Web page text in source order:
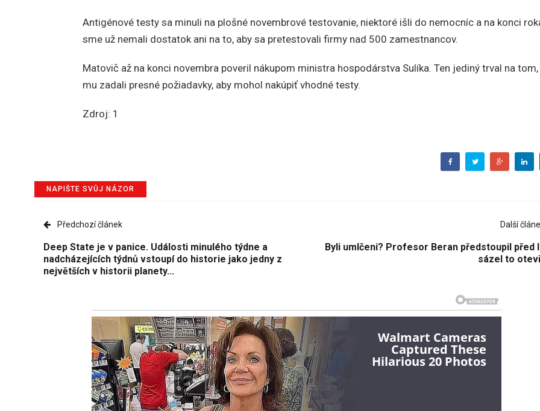
Antigénové testy sa minuli na plošné novembrové testovanie, niektoré išli do nemocníc a na konci
sme už nemali dostatok ani na to, aby sa pretestovali firmy nad 500 zamestnancov.
Matovič až na konci novembra poveril nákupom ministra hospodárstva Sulíka. Ten jediný trval na tom,
mu zadali presné požiadavky, aby mohol nakúpiť vhodné testy.
Zdroj: 1
NAPIŠTE SVŮJ NÁZOR
Předchozí článek
Deep State je v panice. Události minulého týdne a
nadcházejících týdnů vstoupí do historie jako jedny z
největších v historii planety...
Další
Byli umlčeni? Profesor Beran předstoupil před
sázel to